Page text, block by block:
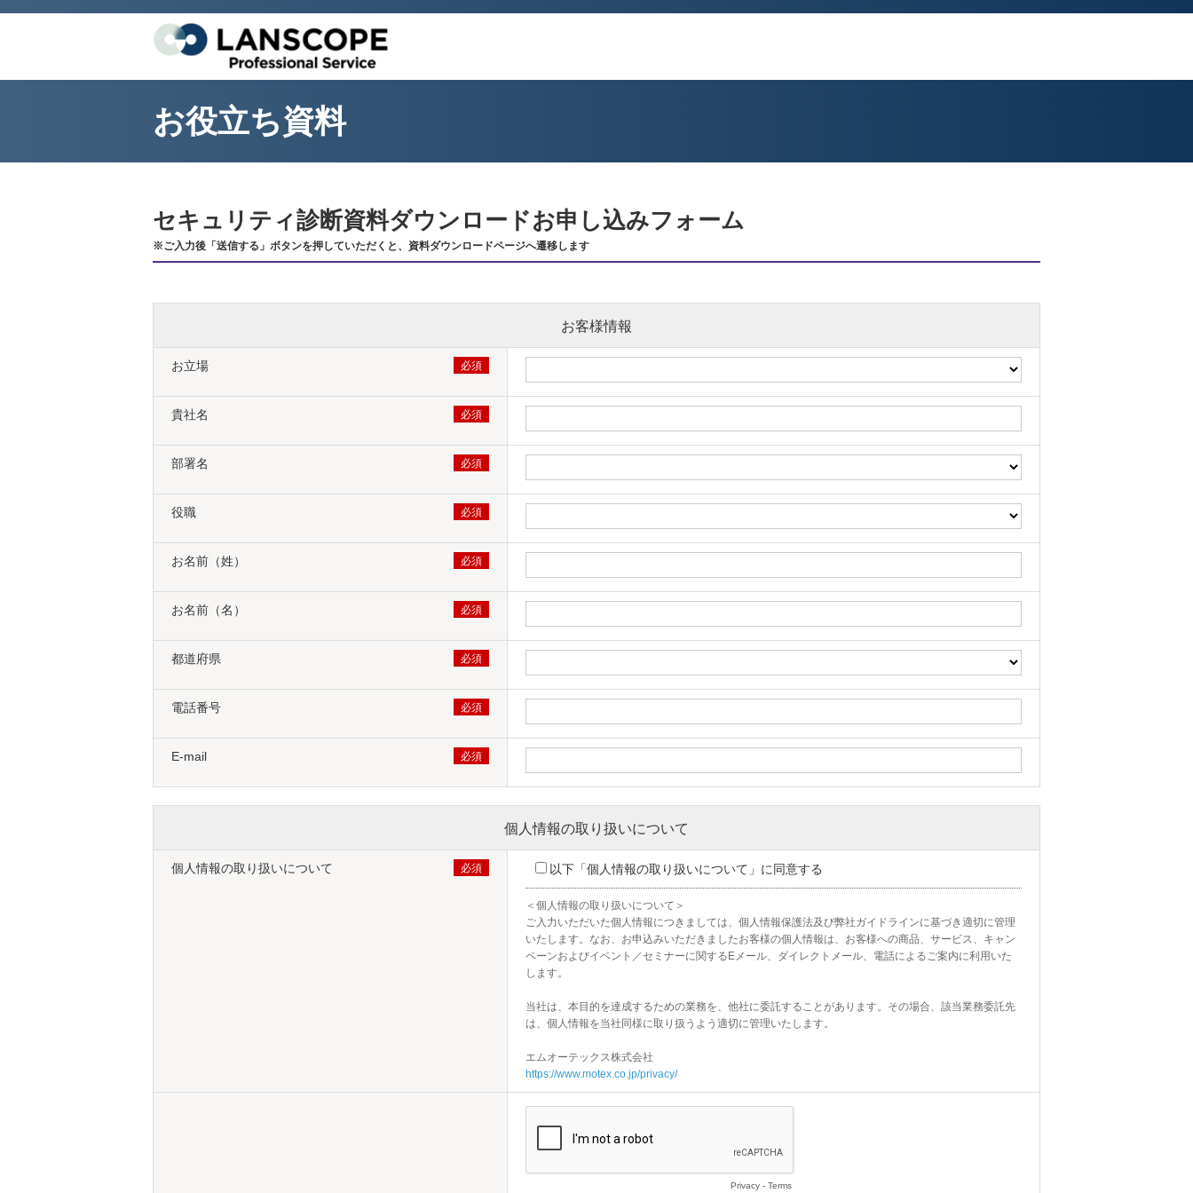
お役立ち資料
セキュリティ診断資料ダウンロードお申し込みフォーム
※ご入力後「送信する」ボタンを押していただくと、資料ダウンロードページへ遷移します
お客様情報
お立場
貴社名
部署名
役職
お名前（姓）
お名前（名）
都道府県
電話番号
E-mail
個人情報の取り扱いについて
個人情報の取り扱いについて 以下「個人情報の取り扱いについて」に同意する
＜個人情報の取り扱いについて＞
ご入力いただいた個人情報につきましては、個人情報保護法及び弊社ガイドラインに基づき適切に管理
いたします。なお、お申込みいただきましたお客様の個人情報は、お客様への商品、サービス、キャン
ペーンおよびイベント／セミナーに関するEメール、ダイレクトメール、電話によるご案内に利用いた
します。
当社は、本目的を達成するための業務を、他社に委託することがあります。その場合、該当業務委託先
は、個人情報を当社同様に取り扱うよう適切に管理いたします。
https://www.motex.co.jp/privacy/
Privacy - Terms